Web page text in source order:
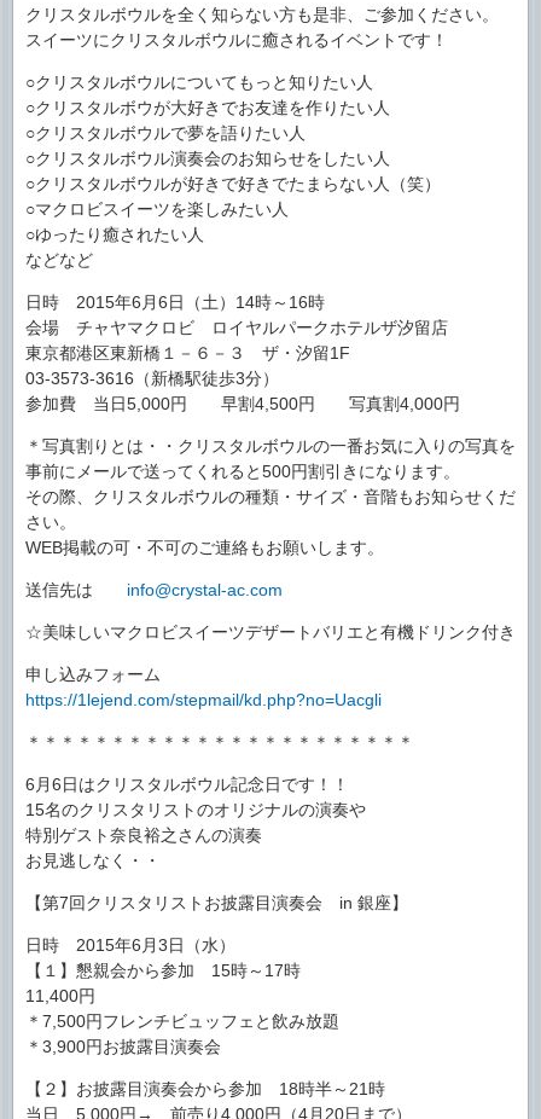
クリスタルボウルを全く知らない方も是非、ご参加ください。
スイーツにクリスタルボウルに癒されるイベントです！
○クリスタルボウルについてもっと知りたい人
○クリスタルボウが大好きでお友達を作りたい人
○クリスタルボウルで夢を語りたい人
○クリスタルボウル演奏会のお知らせをしたい人
○クリスタルボウルが好きで好きでたまらない人（笑）
○マクロビスイーツを楽しみたい人
○ゆったり癒されたい人
などなど
日時 2015年6月6日（土）14時～16時
会場 チャヤマクロビ ロイヤルパークホテルザ汐留店
東京都港区東新橋１－６－３ ザ・汐留1F
03-3573-3616（新橋駅徒歩3分）
参加費 当日5,000円 早割4,500円 写真割4,000円
＊写真割りとは・・クリスタルボウルの一番お気に入りの写真を
事前にメールで送ってくれると500円割引きになります。
その際、クリスタルボウルの種類・サイズ・音階もお知らせくだ
さい。
WEB掲載の可・不可のご連絡もお願いします。
送信先は info@crystal-ac.com
☆美味しいマクロビスイーツデザートバリエと有機ドリンク付き
申し込みフォーム
https://1lejend.com/stepmail/kd.php?no=Uacgli
＊＊＊＊＊＊＊＊＊＊＊＊＊＊＊＊＊＊＊＊＊＊＊
6月6日はクリスタルボウル記念日です！！
15名のクリスタリストのオリジナルの演奏や
特別ゲスト奈良裕之さんの演奏
お見逃しなく・・
【第7回クリスタリストお披露目演奏会 in 銀座】
日時 2015年6月3日（水）
【１】懇親会から参加 15時～17時
11,400円
＊7,500円フレンチビュッフェと飲み放題
＊3,900円お披露目演奏会
【２】お披露目演奏会から参加 18時半～21時
当日 5,000円→ 前売り4,000円（4月20日まで）